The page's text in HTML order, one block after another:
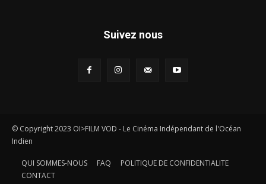
Suivez nous
© Copyright 2023 OI>FILM VOD - Le Cinéma Indépendant de l'Océan
Indien
QUI SOMMES-NOUS FAQ
POLITIQUE DE CONFIDENTIALITE
CONTACT